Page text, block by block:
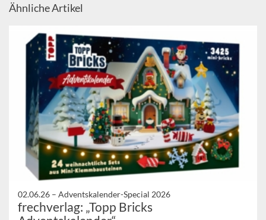
Ähnliche Artikel
02.06.26 – Adventskalender-Special 2026
frechverlag: „Topp Bricks